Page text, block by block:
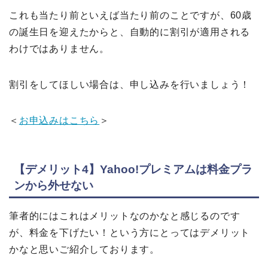
これも当たり前といえば当たり前のことですが、60歳
の誕生日を迎えたからと、自動的に割引が適用される
わけではありません。
割引をしてほしい場合は、申し込みを行いましょう！
＜ お申込みはこちら ＞
【デメリット4】Yahoo!プレミアムは料金プラ
ンから外せない
筆者的にはこれはメリットなのかなと感じるのです
が、料金を下げたい！という方にとってはデメリット
かなと思いご紹介しております。